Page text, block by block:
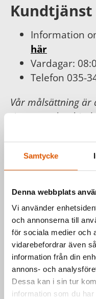
Samtycke
Denna webbplats
Vi använder
och annonserna till
för sociala medier och
vidarebefordrar även
information från din
annons- och
Dessa kan i sin tur
information som du
Kundtjänst
Information
här
Vardagar:
Telefon 035-
Vår målsättning
timmar och
Läs mer hos
Har du
eller vill du
Kontakta oss via
hör vi av oss så
Johan Olander e-